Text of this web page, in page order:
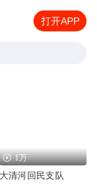
打开APP
1万
大清河回民支队